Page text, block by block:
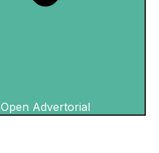
Open Advertorial